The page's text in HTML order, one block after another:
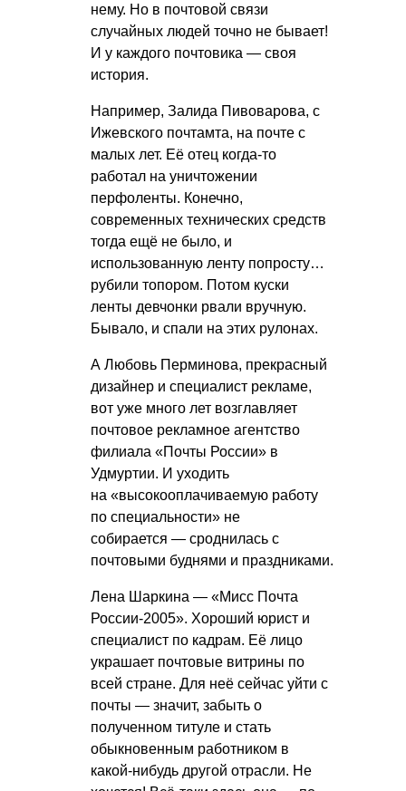
нему. Но в почтовой связи
случайных людей точно не бывает!
И у каждого почтовика — своя
история.
Например, Залида Пивоварова, с
Ижевского почтамта, на почте с
малых лет. Её отец когда-то
работал на уничтожении
перфоленты. Конечно,
современных технических средств
тогда ещё не было, и
использованную ленту попросту…
рубили топором. Потом куски
ленты девчонки рвали вручную.
Бывало, и спали на этих рулонах.
А Любовь Перминова, прекрасный
дизайнер и специалист рекламе,
вот уже много лет возглавляет
почтовое рекламное агентство
филиала «Почты России» в
Удмуртии. И уходить
на «высокооплачиваемую работу
по специальности» не
собирается — сроднилась с
почтовыми буднями и праздниками.
Лена Шаркина — «Мисс Почта
России-2005». Хороший юрист и
специалист по кадрам. Её лицо
украшает почтовые витрины по
всей стране. Для неё сейчас уйти с
почты — значит, забыть о
полученном титуле и стать
обыкновенным работником в
какой-нибудь другой отрасли. Не